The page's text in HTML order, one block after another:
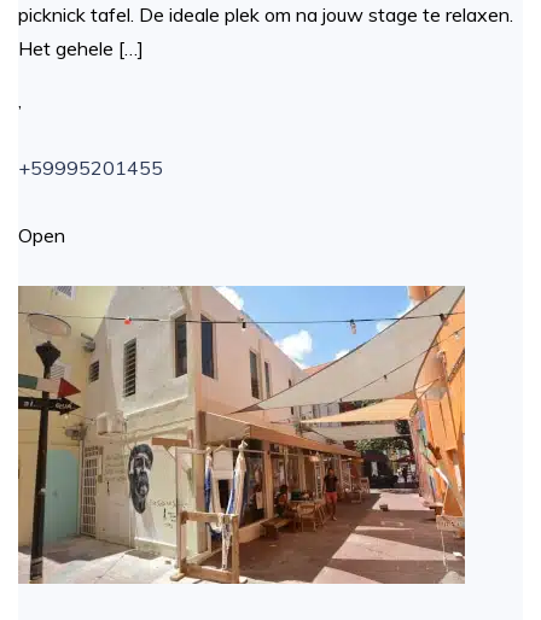
picknick tafel. De ideale plek om na jouw stage te relaxen.
Het gehele […]
+59995201455
Open